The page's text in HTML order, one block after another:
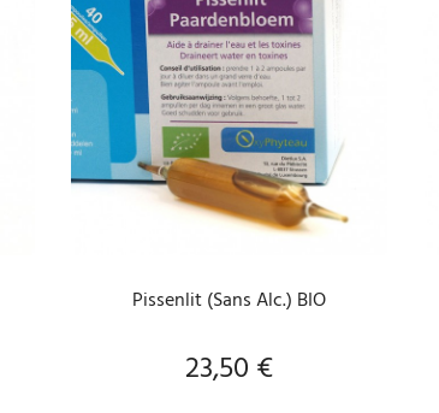
AJOUTER AU PANIER
Pissenlit (Sans Alc.) BIO
Prix
23,50 €